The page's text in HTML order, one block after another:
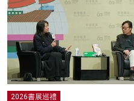
2026書展巡禮